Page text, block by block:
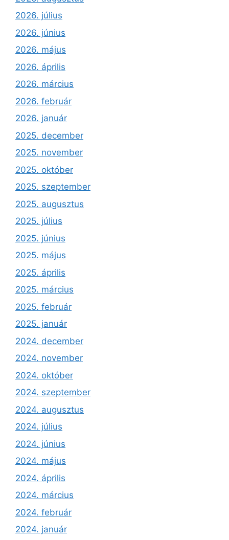
2026. július
2026. június
2026. május
2026. április
2026. március
2026. február
2026. január
2025. december
2025. november
2025. október
2025. szeptember
2025. augusztus
2025. július
2025. június
2025. május
2025. április
2025. március
2025. február
2025. január
2024. december
2024. november
2024. október
2024. szeptember
2024. augusztus
2024. július
2024. június
2024. május
2024. április
2024. március
2024. február
2024. január